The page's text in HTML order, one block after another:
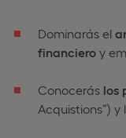
Dominarás el
financiero y
Conocerás los
Acquistions”)